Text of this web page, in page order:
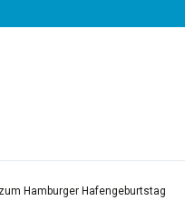
Hamburger Hafengeburtstag